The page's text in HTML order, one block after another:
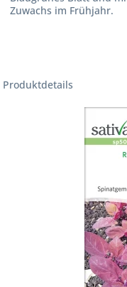
Zuwachs im Frühjahr.
Produktdetails